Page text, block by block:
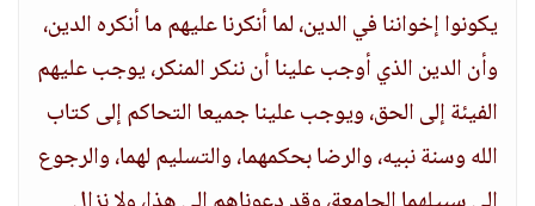
يكونوا إخواننا في الدين، لما أنكرنا عليهم ما أنكره الدين،
وأن الدين الذي أوجب علينا أن ننكر المنكر، يوجب عليهم
الفيئة إلى الحق، ويوجب علينا جميعا التحاكم إلى كتاب
الله وسنة نبيه، والرضا بحكمهما، والتسليم لهما، والرجوع